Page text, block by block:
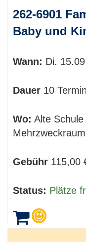
262-6901
Baby und
Wann: Di.
Dauer 10
Wo: Alte
Mehrzweckraum
Gebühr 115,00
Status: Plätze